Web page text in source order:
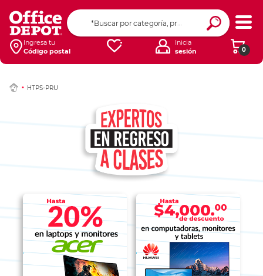
Ingresa tu
Código postal
0
Inicia
sesión
HTPS-PRU